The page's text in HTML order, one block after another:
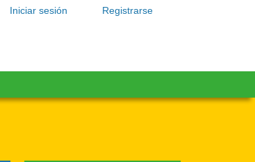
Registrarse
Iniciar sesión